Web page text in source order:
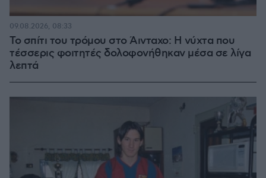
Το σπίτι του τρόμου στο Άινταχο: Η νύχτα που
τέσσερις φοιτητές δολοφονήθηκαν μέσα σε λίγα
λεπτά
09.08.2026, 08:33